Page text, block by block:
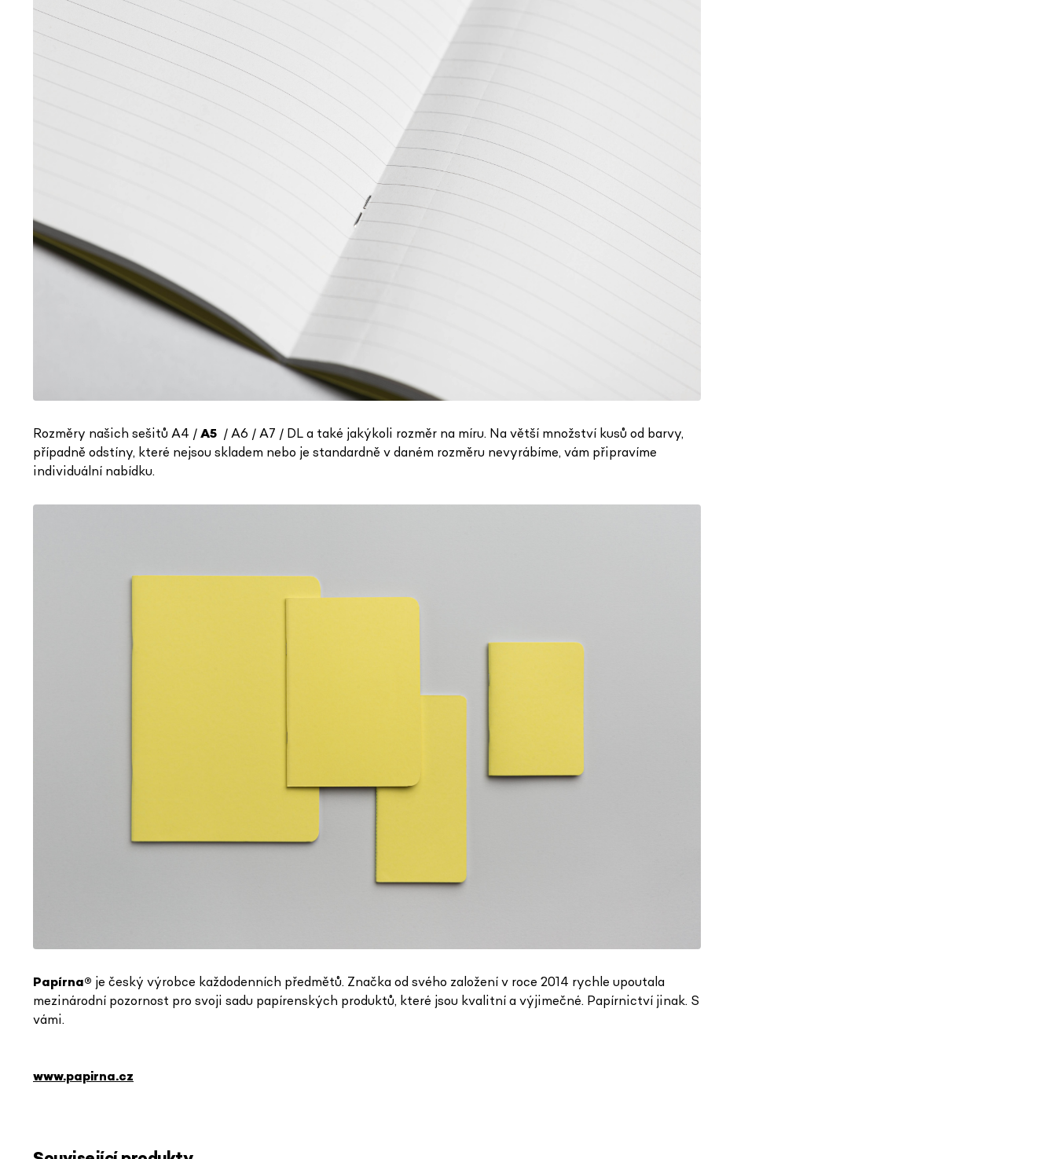
Rozměry našich sešitů A4 /A5 / A6 / A7 / DL a také jakýkoli rozměr na míru. Na větší množství kusů od barvy,
případně odstíny, které nejsou skladem nebo je standardně v daném rozměru nevyrábíme, vám připravíme
individuální nabídku.
Papírna® je český výrobce každodenních předmětů. Značka od svého založení v roce 2014 rychle upoutala
mezinárodní pozornost pro svoji sadu papírenských produktů, které jsou kvalitní a výjimečné. Papírnictví jinak. S
vámi.
www.papirna.cz